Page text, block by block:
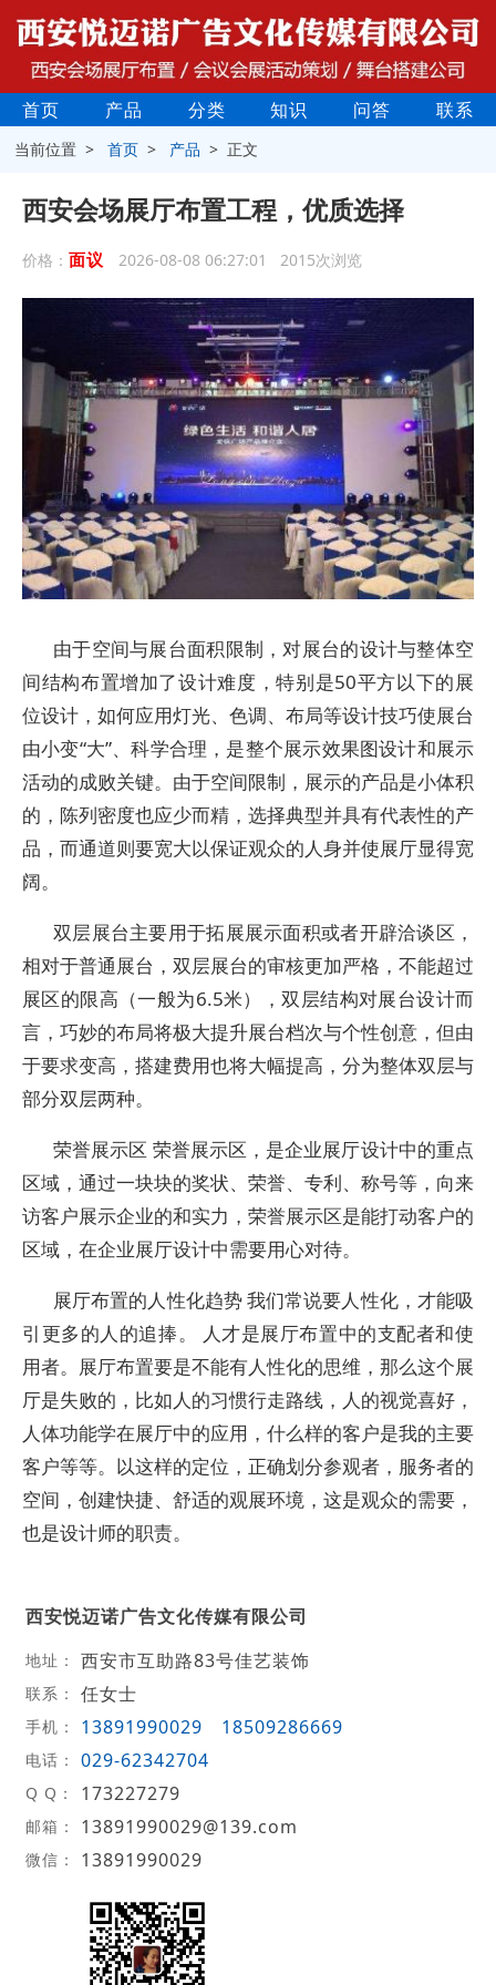
首页 产品 分类 知识 问答 联系
当前位置 >首页 > 产品 > 正文
西安会场展厅布置工程，优质选择
价格： 面议 2026-08-08 06:27:01 2015次浏览
由于空间与展台面积限制，对展台的设计与整体空
间结构布置增加了设计难度，特别是50平方以下的展
位设计，如何应用灯光、色调、布局等设计技巧使展台
由小变“大”、科学合理，是整个展示效果图设计和展示
活动的成败关键。由于空间限制，展示的产品是小体积
的，陈列密度也应少而精，选择典型并具有代表性的产
品，而通道则要宽大以保证观众的人身并使展厅显得宽
阔。
双层展台主要用于拓展展示面积或者开辟洽谈区，
相对于普通展台，双层展台的审核更加严格，不能超过
展区的限高（一般为6.5米），双层结构对展台设计而
言，巧妙的布局将极大提升展台档次与个性创意，但由
于要求变高，搭建费用也将大幅提高，分为整体双层与
部分双层两种。
荣誉展示区 荣誉展示区，是企业展厅设计中的重点
区域，通过一块块的奖状、荣誉、专利、称号等，向来
访客户展示企业的和实力，荣誉展示区是能打动客户的
区域，在企业展厅设计中需要用心对待。
展厅布置的人性化趋势 我们常说要人性化，才能吸
引更多的人的追捧。 人才是展厅布置中的支配者和使
用者。展厅布置要是不能有人性化的思维，那么这个展
厅是失败的，比如人的习惯行走路线，人的视觉喜好，
人体功能学在展厅中的应用，什么样的客户是我的主要
客户等等。以这样的定位，正确划分参观者，服务者的
空间，创建快捷、舒适的观展环境，这是观众的需要，
也是设计师的职责。
西安悦迈诺广告文化传媒有限公司
地址： 西安市互助路83号佳艺装饰
联系： 任女士
手机： 13891990029 18509286669
电话： 029-62342704
Q Q： 173227279
邮箱： 13891990029@139.com
微信： 13891990029